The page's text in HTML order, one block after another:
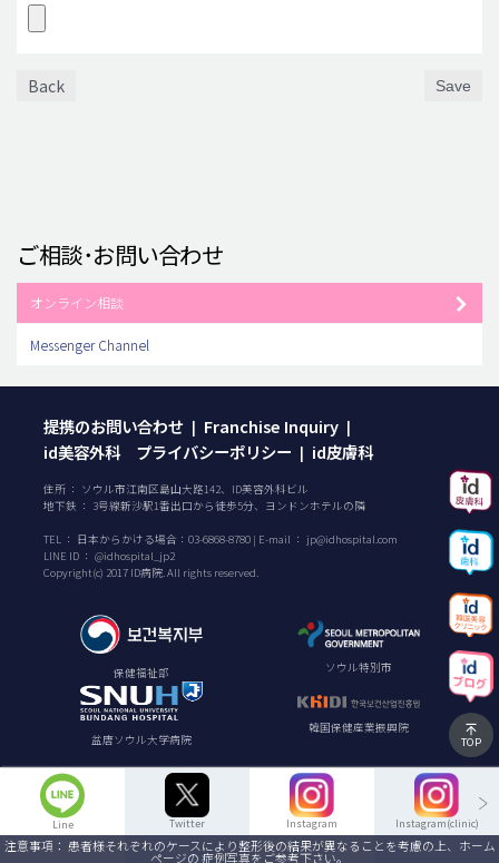
Back Save
ご相談･お問い合わせ
オンライン相談
Messenger Channel
Line Twitter Instagram Instagram(clinic)
提携のお問い合わせ | Franchise Inquiry |
id美容外科 プライバシーポリシー | id皮膚科
住所 ： ソウル市江南区島山大路142、ID美容外科ビル
地下鉄 ： 3号線新沙駅1番出口から徒歩5分、ヨンドンホテルの隣
TEL ： 日本からかける場合： 03-6868-8780 | E-mail ： jp@idhospital.com
LINE ID ： @idhospital_jp2
Copyright(c) 2017 ID病院. All rights reserved.
保健福祉部 ソウル特別市
盆唐ソウル大学病院
韓国保健産業振興院
TOP
注意事項： 患者様それぞれのケースにより整形後の結果が異なることを考慮の上、ホーム
ページの 症例写真をご参考下さい。